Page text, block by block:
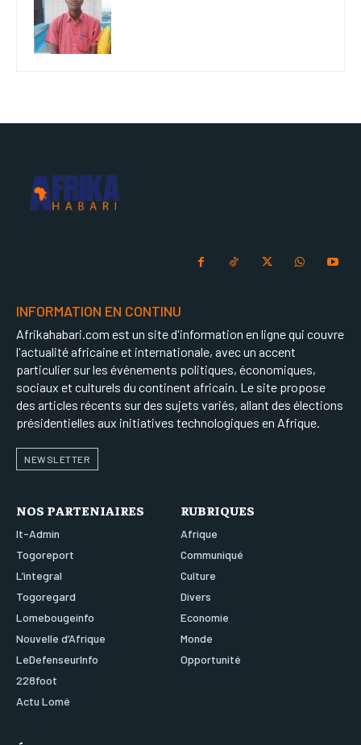
INFORMATION EN CONTINU
Afrikahabari.com est un site d'information en ligne qui couvre
l'actualité africaine et internationale, avec un accent
particulier sur les événements politiques, économiques,
sociaux et culturels du continent africain. Le site propose
des articles récents sur des sujets variés, allant des élections
présidentielles aux initiatives technologiques en Afrique.
NEWSLETTER
NOS PARTENIAIRES
It-Admin
Togoreport
L’integral
Togoregard
Lomebougeinfo
Nouvelle d’Afrique
LeDefenseurInfo
228foot
Actu Lomé
RUBRIQUES
Afrique
Communiqué
Culture
Divers
Economie
Monde
Opportunité